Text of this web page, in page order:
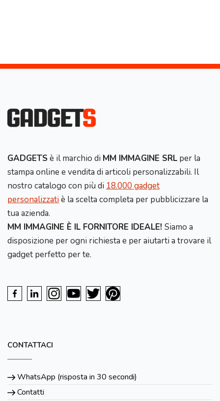
GADGETS è il marchio di MM IMMAGINE SRL per la
stampa online e vendita di articoli personalizzabili. Il
nostro catalogo con più di 18.000 gadget
personalizzatiè la scelta completa per pubblicizzare la
tua azienda.
MM IMMAGINE È IL FORNITORE IDEALE! Siamo a
disposizione per ogni richiesta e per aiutarti a trovare il
gadget perfetto per te.
CONTATTACI
WhatsApp (risposta in 30 secondi)
Contatti